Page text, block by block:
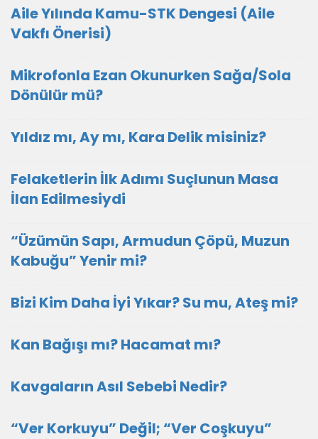
Aile Yılında Kamu-STK Dengesi (Aile
Vakfı Önerisi)
Mikrofonla Ezan Okunurken Sağa/Sola
Dönülür mü?
Yıldız mı, Ay mı, Kara Delik misiniz?
Felaketlerin İlk Adımı Suçlunun Masa
İlan Edilmesiydi
“Üzümün Sapı, Armudun Çöpü, Muzun
Kabuğu” Yenir mi?
Bizi Kim Daha İyi Yıkar? Su mu, Ateş mi?
Kan Bağışı mı? Hacamat mı?
Kavgaların Asıl Sebebi Nedir?
“Ver Korkuyu” Değil; “Ver Coşkuyu”